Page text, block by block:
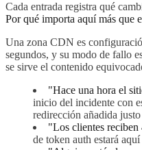
Cada entrada registra qué
Por qué importa aquí más que
Una zona CDN es
segundos, y su modo de fallo
se sirve el contenido
"Hace una hora el
inicio del incidente con
redirección añadida justo
"Los clientes reciben
de token auth estará